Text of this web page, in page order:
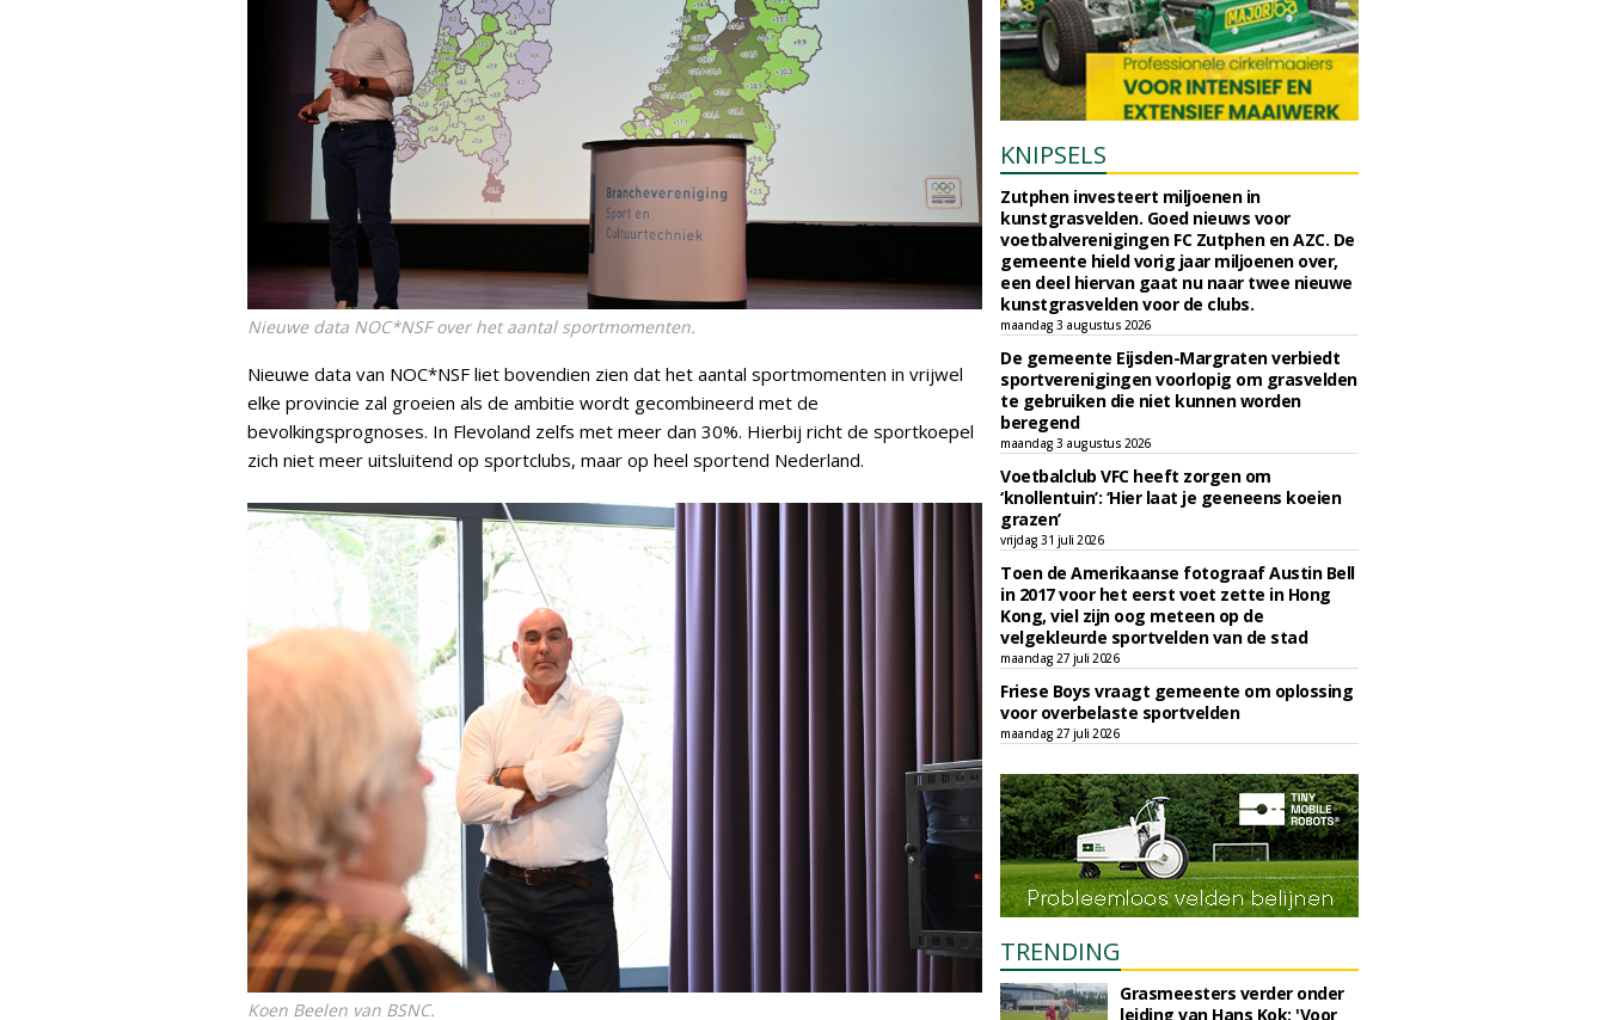
Nieuwe data NOC*NSF over het aantal sportmomenten.
Nieuwe data van NOC*NSF liet bovendien zien dat het aantal sportmomenten in vrijwel
elke provincie zal groeien als de ambitie wordt gecombineerd met de
bevolkingsprognoses. In Flevoland zelfs met meer dan 30%. Hierbij richt de sportkoepel
zich niet meer uitsluitend op sportclubs, maar op heel sportend Nederland.
Koen Beelen van BSNC.
KNIPSELS
Zutphen investeert miljoenen in
kunstgrasvelden. Goed nieuws voor
voetbalverenigingen FC Zutphen en AZC. De
gemeente hield vorig jaar miljoenen over,
een deel hiervan gaat nu naar twee nieuwe
kunstgrasvelden voor de clubs.
maandag 3 augustus 2026
De gemeente Eijsden-Margraten verbiedt
sportverenigingen voorlopig om grasvelden
te gebruiken die niet kunnen worden
beregend
maandag 3 augustus 2026
Voetbalclub VFC heeft zorgen om
‘knollentuin’: ‘Hier laat je geeneens koeien
grazen’
vrijdag 31 juli 2026
Toen de Amerikaanse fotograaf Austin Bell
in 2017 voor het eerst voet zette in Hong
Kong, viel zijn oog meteen op de
velgekleurde sportvelden van de stad
maandag 27 juli 2026
Friese Boys vraagt gemeente om oplossing
voor overbelaste sportvelden
maandag 27 juli 2026
TRENDING
Grasmeesters verder onder
leiding van Hans Kok: 'Voor